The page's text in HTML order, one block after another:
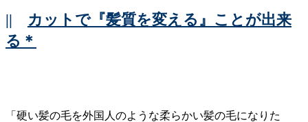
|| カットで『髪質を変える』ことが出来
る＊
「硬い髪の毛を外国人のような柔らかい髪の毛になりた